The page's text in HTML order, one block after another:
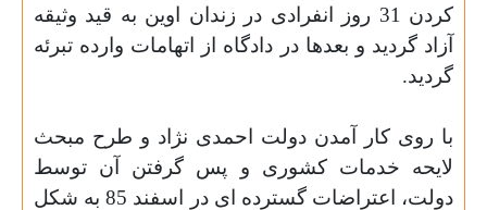
کردن 31 روز انفرادی در زندان اوین به قید وثیقه
آزاد گردید و بعدها در دادگاه از اتهامات وارده تبرئه
گردید.
با روی کار آمدن دولت احمدی نژاد و طرح مبحث
لایحه خدمات کشوری و پس گرفتن آن توسط
دولت، اعتراضات گسترده ای در اسفند 85 به شکل